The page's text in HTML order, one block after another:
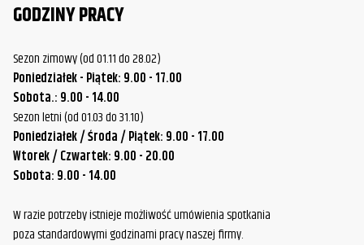
GODZINY PRACY
Sezon zimowy (od 01.11 do 28.02)
Poniedziałek - Piątek: 9.00 - 17.00
Sobota.: 9.00 - 14.00
Sezon letni (od 01.03 do 31.10)
Poniedziałek / Środa / Piątek: 9.00 - 17.00
Wtorek / Czwartek: 9.00 - 20.00
Sobota: 9.00 - 14.00
W razie potrzeby istnieje możliwość umówienia spotkania
poza standardowymi godzinami pracy naszej firmy.